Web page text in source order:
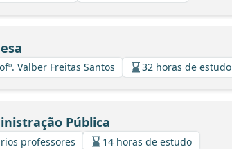
Valber Freitas Santos 32 horas de estudo
Pública
professores 14 horas de estudo